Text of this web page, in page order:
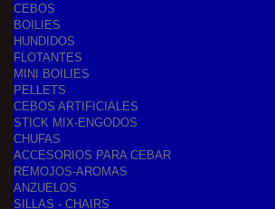
CEBOS
BOILIES
HUNDIDOS
FLOTANTES
MINI BOILIES
PELLETS
CEBOS ARTIFICIALES
STICK MIX-ENGODOS
CHUFAS
ACCESORIOS PARA CEBAR
REMOJOS-AROMAS
ANZUELOS
SILLAS - CHAIRS